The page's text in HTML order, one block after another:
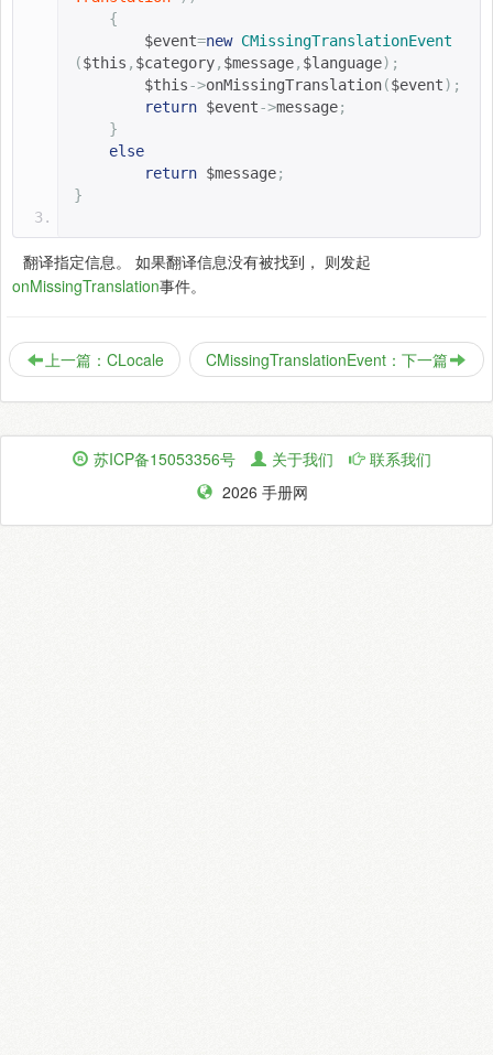
{
$event=new CMissingTranslationEvent
($this , $category, $message, $language);
$this->onMissingTranslation($event);
return $event->message;
}
else
return $message;
}
翻译指定信息。 如果翻译信息没有被找到， 则发起
onMissingTranslation事件。
上一篇：CLocale CMissingTranslationEvent：下一篇
苏ICP备15053356号 关于我们
联系我们
2026 手册网